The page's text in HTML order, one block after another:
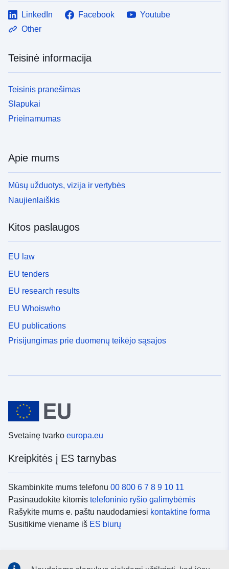
LinkedIn Facebook
Youtube
Other
Teisinė informacija
Teisinis pranešimas
Slapukai
Prieinamumas
Apie mums
Mūsų užduotys, vizija ir vertybės
Naujienlaiškis
Kitos paslaugos
EU law
EU tenders
EU research results
EU Whoiswho
EU publications
Prisijungimas prie duomenų teikėjo sąsajos
Svetainę tvarko europa.eu
Kreipkitės į ES tarnybas
Skambinkite mums telefonu 00 800 6 7 8 9 10 11
Pasinaudokite kitomis telefoninio ryšio galimybėmis
Rašykite mums e. paštu naudodamiesi kontaktine forma
Susitikime viename iš ES biurų